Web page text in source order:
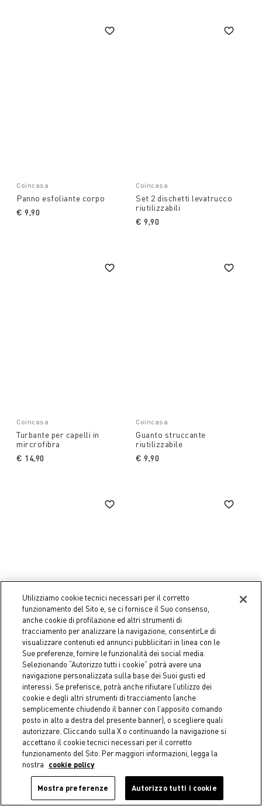
Coincasa
Panno esfoliante corpo
€ 9,90
Coincasa
Set 2 dischetti levatrucco
riutilizzabili
€ 9,90
Coincasa
Turbante per capelli in
mircrofibra
€ 14,90
Coincasa
Guanto struccante
riutilizzabile
€ 9,90
Coincasa
Set 2 dischetti levatrucco
riutilizzabili
€ 9,90
Coincasa
Cesto ergonomico in bamboo
A partire da € 24,90
Utilizziamo cookie tecnici necessari per il corretto
funzionamento del Sito e, se ci fornisce il Suo consenso,
anche cookie di profilazione ed altri strumenti di
tracciamento per analizzare la navigazione, consentirLe di
visualizzare contenuti ed annunci pubblicitari in linea con le
Sue preferenze, fornire le funzionalità dei social media.
Selezionando “Autorizzo tutti i cookie” potrà avere una
navigazione personalizzata sulla base dei Suoi gusti ed
interessi. Se preferisce, potrà anche rifiutare l’utilizzo dei
cookie e degli altri strumenti di tracciamento (anche
semplicemente chiudendo il banner con l’apposito comando
posto in alto a destra del presente banner), o scegliere quali
autorizzare. Cliccando sulla X o continuando la navigazione si
accettano il cookie tecnici necessari per il corretto
funzionamento del Sito. Per maggiori informazioni, legga la
nostra
cookie policy
Mostra preferenze Autorizzo tutti i cookie